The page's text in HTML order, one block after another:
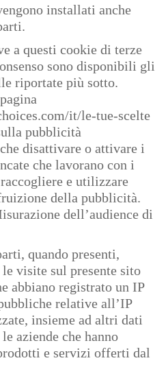
installati anche
a questi cookie di terze
sono disponibili gli
riportate più sotto.
it/le-tue-scelte
pubblicità
disattivare o attivare i
che lavorano con i
e utilizzare
della pubblicità.
dell’audience di
quando presenti,
visite sul presente sito
abbiano registrato un IP
relative all’IP
insieme ad altri dati
aziende che hanno
e servizi offerti dal